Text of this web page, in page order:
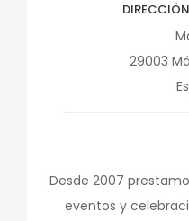
29003
Desde 2007
eventos y